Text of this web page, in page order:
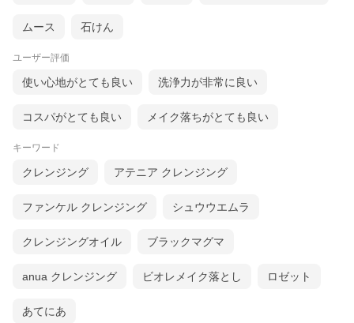
ムース 石けん
ユーザー評価
使い心地がとても良い 洗浄力が非常に良い
コスパがとても良い メイク落ちがとても良い
キーワード
クレンジング アテニア クレンジング
ファンケル クレンジング シュウウエムラ
クレンジングオイル ブラックマグマ
anua クレンジング ビオレメイク落とし ロゼット
あてにあ